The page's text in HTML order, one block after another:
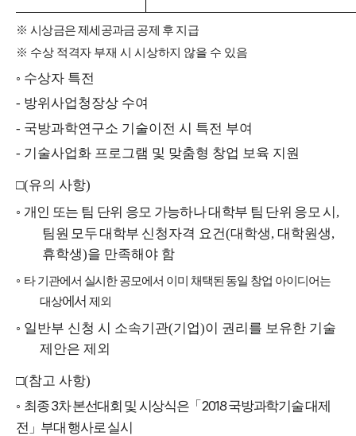
※시상금은 제세공과금 공제 후 지급
※ 수상 적격자 부재 시 시상하지 않을 수 있음
◦ 수상자 특전
- 방위사업청장상 수여
- 국방과학연구소 기술이전 시 특전 부여
- 기술사업화 프로그램 및 맞춤형 창업 보육 지원
□(유의 사항)
◦ 개인 또는 팀 단위 응모 가능하나 대학부 팀 단위 응모 시 ,
팀원 모두 대학부 신청자격 요건(대학생,대학원생,
휴학생)을 만족해야 함
◦ 타 기관에서 실시한 공모에서 이미 채택된 동일 창업 아이디어는
대상에서 제외
◦ 일반부 신청 시 소속기관(기업)이 권리를 보유한 기술
제안은 제외
□(참고 사항)
◦ 최종3차 본선대회 및 시상식은「 2018국방과학기술 대제
전 」 부대 행사로 실시